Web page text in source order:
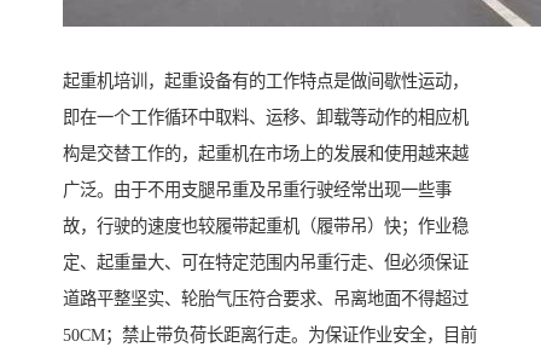
起重机培训，起重设备有的工作特点是做间歇性运动，
即在一个工作循环中取料、运移、卸载等动作的相应机
构是交替工作的，起重机在市场上的发展和使用越来越
广泛。由于不用支腿吊重及吊重行驶经常出现一些事
故，行驶的速度也较履带起重机（履带吊）快；作业稳
定、起重量大、可在特定范围内吊重行走、但必须保证
道路平整坚实、轮胎气压符合要求、吊离地面不得超过
50CM；禁止带负荷长距离行走。为保证作业安全，目前